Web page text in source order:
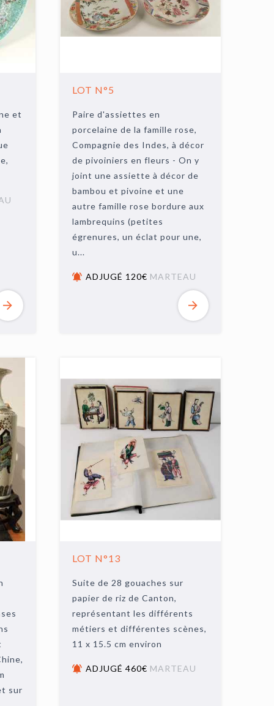
et
LOT N°5
Paire d'assiettes en
porcelaine de la famille rose,
Compagnie des Indes, à décor
de pivoiniers en fleurs - On y
joint une assiette à décor de
bambou et pivoine et une
autre famille rose bordure aux
lambrequins (petites
égrenures, un éclat pour une,
u...
ADJUGÉ 120€ MARTEAU
sur
LOT N°13
Suite de 28 gouaches sur
papier de riz de Canton,
représentant les différents
métiers et différentes scènes,
11 x 15.5 cm environ
ADJUGÉ 460€ MARTEAU